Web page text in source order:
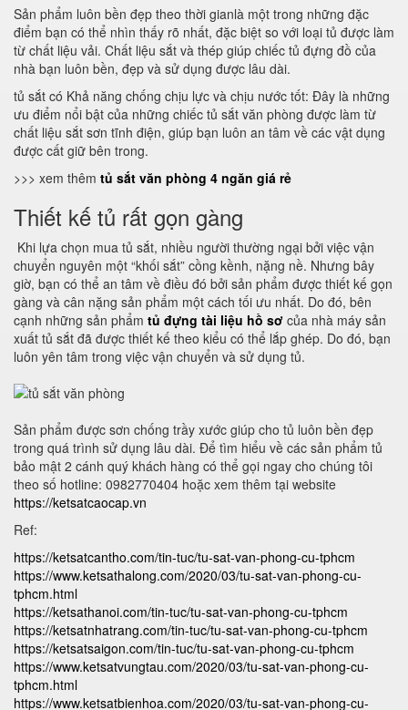
Sản phẩm luôn bền đẹp theo thời gianlà một trong những đặc
điểm bạn có thể nhìn thấy rõ nhất, đặc biệt so với loại tủ được làm
từ chất liệu vải. Chất liệu sắt và thép giúp chiếc tủ đựng đồ của
nhà bạn luôn bền, đẹp và sử dụng được lâu dài.
tủ sắt có Khả năng chống chịu lực và chịu nước tốt: Đây là những
ưu điểm nổi bật của những chiếc tủ sắt văn phòng được làm từ
chất liệu sắt sơn tĩnh điện, giúp bạn luôn an tâm về các vật dụng
được cất giữ bên trong.
>>> xem thêm tủ sắt văn phòng 4 ngăn giá rẻ
Thiết kế tủ rất gọn gàng
Khi lựa chọn mua tủ sắt, nhiều người thường ngại bởi việc vận
chuyển nguyên một “khối sắt” cồng kềnh, nặng nề. Nhưng bây
giờ, bạn có thể an tâm về điều đó bởi sản phẩm được thiết kế gọn
gàng và cân nặng sản phẩm một cách tối ưu nhất. Do đó, bên
cạnh những sản phẩm tủ đựng tài liệu hồ sơ của nhà máy sản
xuất tủ sắt đã được thiết kế theo kiểu có thể lắp ghép. Do đó, bạn
luôn yên tâm trong việc vận chuyển và sử dụng tủ.
Sản phẩm được sơn chống trầy xước giúp cho tủ luôn bền đẹp
trong quá trình sử dụng lâu dài. Để tìm hiểu về các sản phẩm tủ
bảo mật 2 cánh quý khách hàng có thể gọi ngay cho chúng tôi
theo số hotline: 0982770404 hoặc xem thêm tại website
https://ketsatcaocap.vn
Ref:
https://ketsatcantho.com/tin-tuc/tu-sat-van-phong-cu-tphcm
https://www.ketsathalong.com/2020/03/tu-sat-van-phong-cu-
tphcm.html
https://ketsathanoi.com/tin-tuc/tu-sat-van-phong-cu-tphcm
https://ketsatnhatrang.com/tin-tuc/tu-sat-van-phong-cu-tphcm
https://ketsatsaigon.com/tin-tuc/tu-sat-van-phong-cu-tphcm
https://www.ketsatvungtau.com/2020/03/tu-sat-van-phong-cu-
tphcm.html
https://www.ketsatbienhoa.com/2020/03/tu-sat-van-phong-cu-